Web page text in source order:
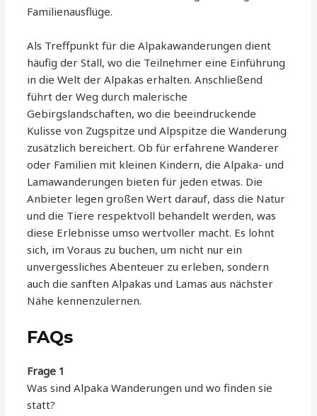
Familienausflüge.
Als Treffpunkt für die Alpakawanderungen dient
häufig der Stall, wo die Teilnehmer eine Einführung
in die Welt der Alpakas erhalten. Anschließend
führt der Weg durch malerische
Gebirgslandschaften, wo die beeindruckende
Kulisse von Zugspitze und Alpspitze die Wanderung
zusätzlich bereichert. Ob für erfahrene Wanderer
oder Familien mit kleinen Kindern, die Alpaka- und
Lamawanderungen bieten für jeden etwas. Die
Anbieter legen großen Wert darauf, dass die Natur
und die Tiere respektvoll behandelt werden, was
diese Erlebnisse umso wertvoller macht. Es lohnt
sich, im Voraus zu buchen, um nicht nur ein
unvergessliches Abenteuer zu erleben, sondern
auch die sanften Alpakas und Lamas aus nächster
Nähe kennenzulernen.
FAQs
Frage 1
Was sind Alpaka Wanderungen und wo finden sie
statt?